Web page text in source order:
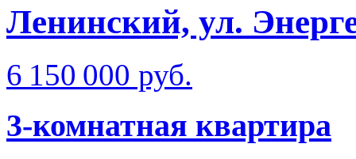
Ленинский, ул.
6 150 000 руб.
3-комнатная квартира